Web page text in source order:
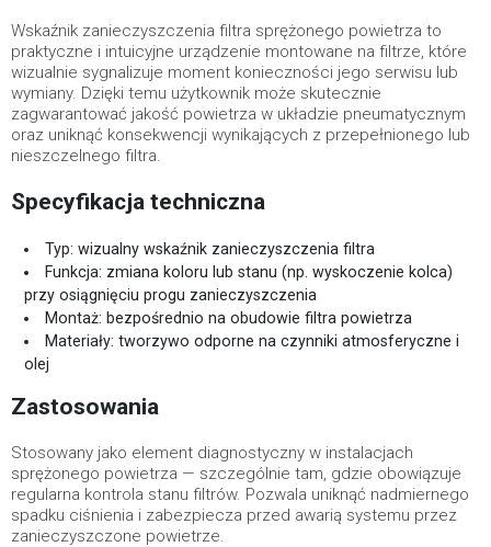
Wskaźnik zanieczyszczenia filtra sprężonego powietrza to
praktyczne i intuicyjne urządzenie montowane na filtrze, które
wizualnie sygnalizuje moment konieczności jego serwisu lub
wymiany. Dzięki temu użytkownik może skutecznie
zagwarantować jakość powietrza w układzie pneumatycznym
oraz uniknąć konsekwencji wynikających z przepełnionego lub
nieszczelnego filtra.
Specyfikacja techniczna
Typ: wizualny wskaźnik zanieczyszczenia filtra
Funkcja: zmiana koloru lub stanu (np. wyskoczenie kolca)
przy osiągnięciu progu zanieczyszczenia
Montaż: bezpośrednio na obudowie filtra powietrza
Materiały: tworzywo odporne na czynniki atmosferyczne i
olej
Zastosowania
Stosowany jako element diagnostyczny w instalacjach
sprężonego powietrza — szczególnie tam, gdzie obowiązuje
regularna kontrola stanu filtrów. Pozwala uniknąć nadmiernego
spadku ciśnienia i zabezpiecza przed awarią systemu przez
zanieczyszczone powietrze.